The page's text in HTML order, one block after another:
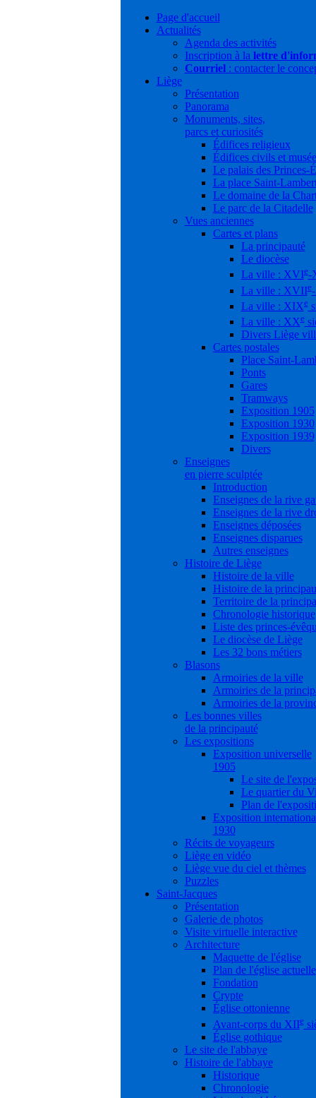
Page d'accueil
Actualités
Agenda des activités
Inscription à la lettre
Courriel: contacter le
Liège
Présentation
Panorama
Monuments, sites,
parcs et curiosités
Édifices religieux
Édifices civils et
Le palais des Princes-
La place Saint-
Le domaine de la
Le parc de la Citadelle
Vues anciennes
Cartes et plans
La principauté
Le diocèse
La ville : XVIe-
La ville : XVIIe
La ville : XIXe
La ville : XXe
Divers Liège
Cartes postales
Place Saint-
Ponts
Gares
Tramways
Exposition 1905
Exposition 1930
Exposition 1939
Divers
Enseignes
en pierre sculptée
Introduction
Enseignes de la rive
Enseignes de la rive
Enseignes déposées
Enseignes disparues
Autres enseignes
Histoire de Liège
Histoire de la ville
Histoire de la
Territoire de la
Chronologie historique
Liste des princes-
Le diocèse de Liège
Les 32 bons métiers
Blasons
Armoiries de la ville
Armoiries de la
Armoiries de la
Les bonnes villes
de la principauté
Les expositions
Exposition universelle
1905
Le site de
Le quartier du
Plan de
Exposition
1930
Récits de voyageurs
Liège en vidéo
Liège vue du ciel et thèmes
Puzzles
Saint-Jacques
Présentation
Galerie de photos
Visite virtuelle interactive
Architecture
Maquette de l'église
Plan de l'église actuelle
Fondation
Crypte
Église ottonienne
Avant-corps du XIIe
Église gothique
Le site de l'abbaye
Histoire de l'abbaye
Historique
Chronologie